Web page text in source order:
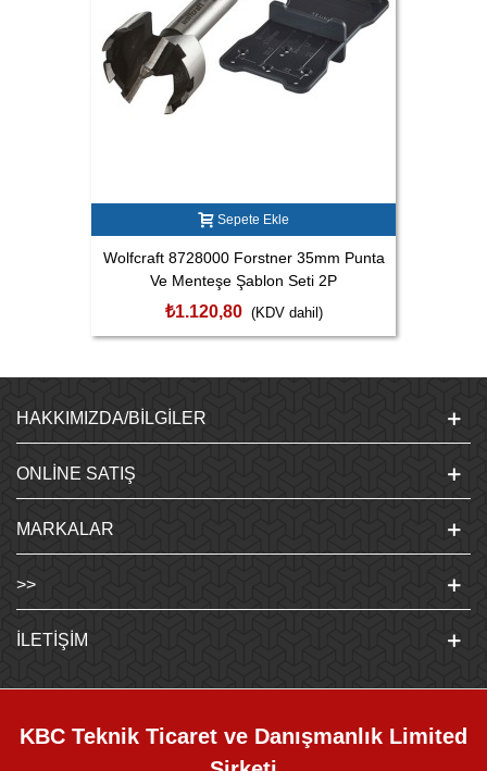
Sepete Ekle
Wolfcraft 8728000 Forstner 35mm Punta
Ve Menteşe Şablon Seti 2P
₺1.120,80 (KDV dahil)
HAKKIMIZDA/BILGILER
ONLINE SATIŞ
MARKALAR
>>
İLETIŞIM
KBC Teknik Ticaret ve Danışmanlık Limited